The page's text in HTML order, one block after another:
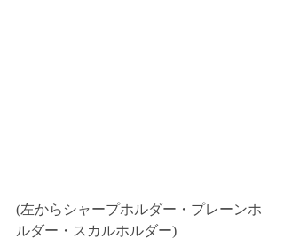
(左からシャープホルダー・プレーンホ
ルダー・スカルホルダー)